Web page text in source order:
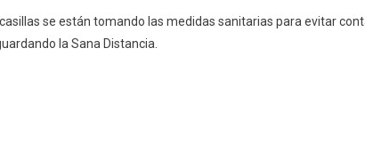
se están tomando las medidas sanitarias para evitar
la Sana Distancia.